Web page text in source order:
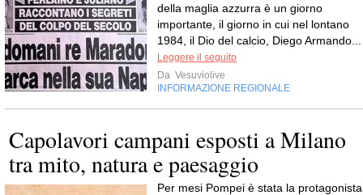
della maglia azzurra è un giorno
importante, il giorno in cui nel lontano
1984, il Dio del calcio, Diego Armando...
Leggere il seguito
Da Vesuviolive
INFORMAZIONE REGIONALE
Capolavori campani esposti a Milano
tra mito, natura e paesaggio
Per mesi Pompei è stata la protagonista